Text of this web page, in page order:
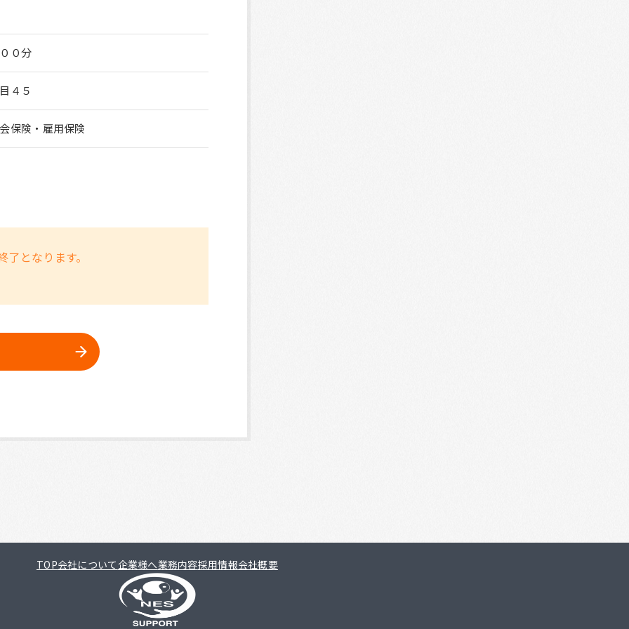
０分
４５
保険・雇用保険
となります。
TOP会社について 企業様へ業務内容採用情報会社概要